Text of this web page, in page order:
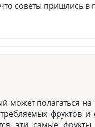
советы пришлись в
может полагаться
фруктов
эти самые